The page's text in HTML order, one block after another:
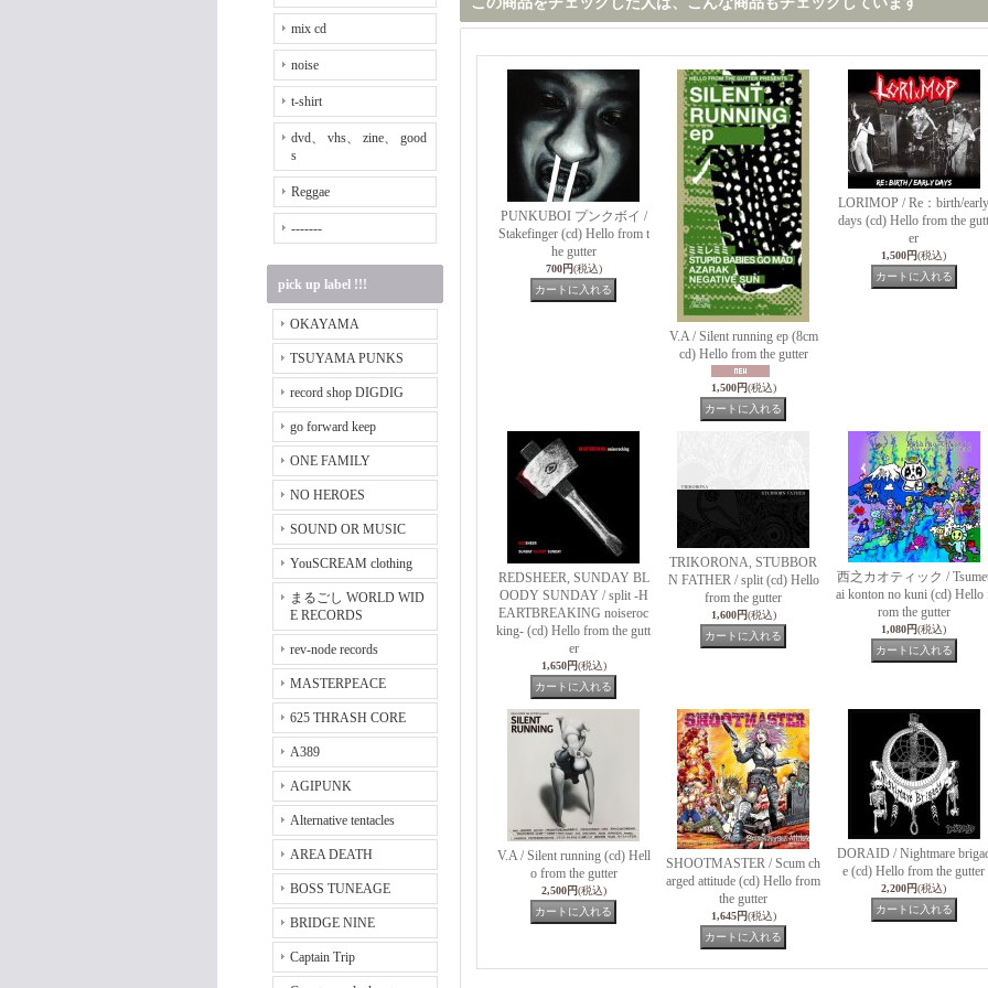
mix cd
noise
t-shirt
dvd、 vhs、 zine、 good
s
Reggae
-------
pick up label !!!
OKAYAMA
TSUYAMA PUNKS
record shop DIGDIG
go forward keep
ONE FAMILY
NO HEROES
SOUND OR MUSIC
YouSCREAM clothing
まるごし WORLD WID
E RECORDS
rev-node records
MASTERPEACE
625 THRASH CORE
A389
AGIPUNK
Alternative tentacles
AREA DEATH
BOSS TUNEAGE
BRIDGE NINE
Captain Trip
PUNKUBOI プンクボイ /
Stakefinger (cd) Hello from t
he gutter
700円(税込)
V.A / Silent running ep (8cm
cd) Hello from the gutter
1,500円(税込)
LORIMOP / Re：birth/early
days (cd) Hello from the gutt
er
1,500円(税込)
REDSHEER, SUNDAY BL
OODY SUNDAY / split -H
EARTBREAKING noiseroc
king- (cd) Hello from the gutt
er
1,650円(税込)
TRIKORONA, STUBBOR
N FATHER / split (cd) Hello
from the gutter
1,600円(税込)
西之カオティック /
ai konton no kuni (cd) Hello
rom the gutter
1,080円(税込)
V.A / Silent running (cd) Hell
o from the gutter
2,500円(税込)
SHOOTMASTER / Scum ch
arged attitude (cd) Hello from
the gutter
1,645円(税込)
DORAID / Nightmare
e (cd) Hello from the gutter
2,200円(税込)